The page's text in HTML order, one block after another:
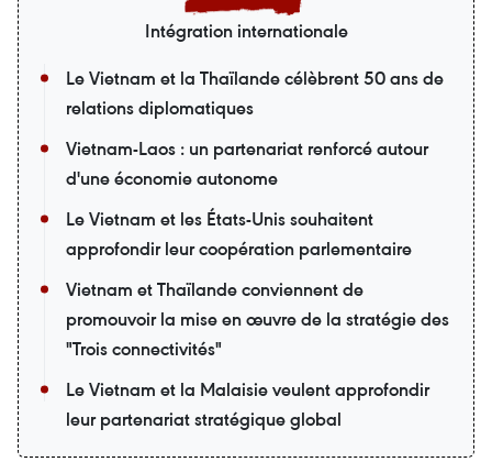
Intégration internationale
Le Vietnam et la Thaïlande célèbrent 50 ans de
relations diplomatiques
Vietnam-Laos : un partenariat renforcé autour
d'une économie autonome
Le Vietnam et les États-Unis souhaitent
approfondir leur coopération parlementaire
Vietnam et Thaïlande conviennent de
promouvoir la mise en œuvre de la stratégie des
"Trois connectivités"
Le Vietnam et la Malaisie veulent approfondir
leur partenariat stratégique global